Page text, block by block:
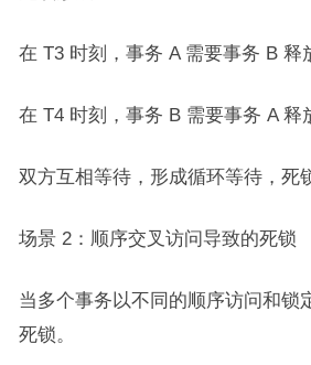
在 T3 时刻，事务 A 需要事务 B 释
在 T4 时刻，事务 B 需要事务 A 释
双方互相等待，形成循环等待，死
场景 2：顺序交叉访问导致的死锁
当多个事务以不同的顺序访问和锁
死锁。